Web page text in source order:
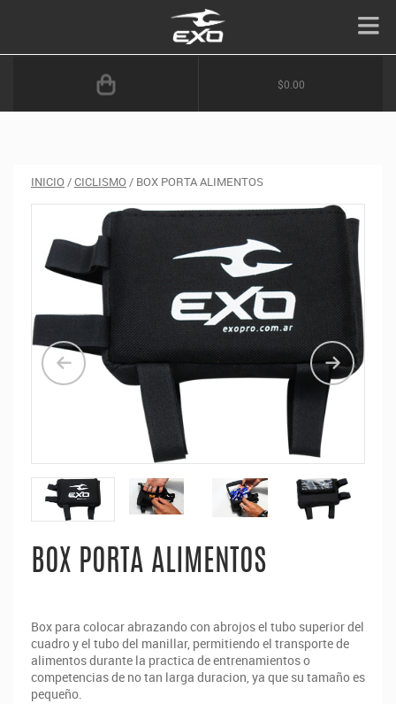
$0.00
INICIO /CICLISMO / BOX PORTA ALIMENTOS
BOX PORTA ALIMENTOS
Box para colocar abrazando con abrojos el tubo superior del
cuadro y el tubo del manillar, permitiendo el transporte de
alimentos durante la practica de entrenamientos o
competencias de no tan larga duracion, ya que su tamaño es
pequeño.